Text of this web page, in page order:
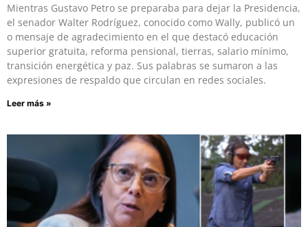
Mientras Gustavo Petro se preparaba para dejar la Presidencia,
el senador Walter Rodríguez, conocido como Wally, publicó un
o mensaje de agradecimiento en el que destacó educación
superior gratuita, reforma pensional, tierras, salario mínimo,
transición energética y paz. Sus palabras se sumaron a las
expresiones de respaldo que circulan en redes sociales.
Leer más »